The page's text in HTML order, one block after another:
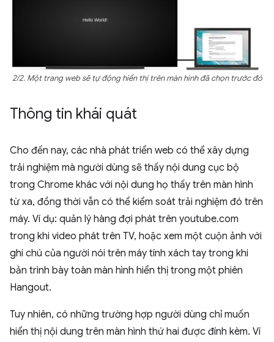
2/2. Một trang web sẽ tự động hiển thị trên màn hình đã chọn trước đó
Thông tin khái quát
Cho đến nay, các nhà phát triển web có thể xây dựng
trải nghiệm mà người dùng sẽ thấy nội dung cục bộ
trong Chrome khác với nội dung họ thấy trên màn hình
từ xa, đồng thời vẫn có thể kiểm soát trải nghiệm đó trên
máy. Ví dụ: quản lý hàng đợi phát trên youtube.com
trong khi video phát trên TV, hoặc xem một cuộn ảnh với
ghi chú của người nói trên máy tính xách tay trong khi
bản trình bày toàn màn hình hiển thị trong một phiên
Hangout.
Tuy nhiên, có những trường hợp người dùng chỉ muốn
hiển thị nội dung trên màn hình thứ hai được đính kèm. Ví